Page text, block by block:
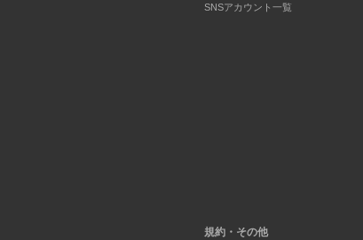
SNSアカウント一覧
規約・その他